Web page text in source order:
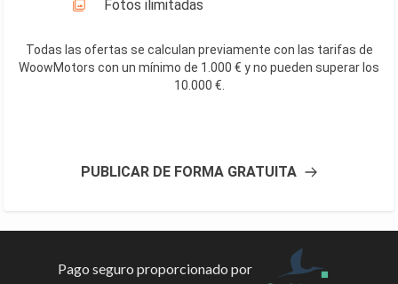
Fotos ilimitadas
Todas las ofertas se calculan previamente con las tarifas de
WoowMotors con un mínimo de 1.000 € y no pueden superar los
10.000 €
PUBLICAR DE FORMA GRATUITA
Pago seguro proporcionado por